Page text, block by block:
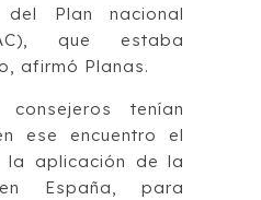
Plan nacional
que estaba
afirmó Planas.
tenían
ese encuentro el
la aplicación de la
España, para